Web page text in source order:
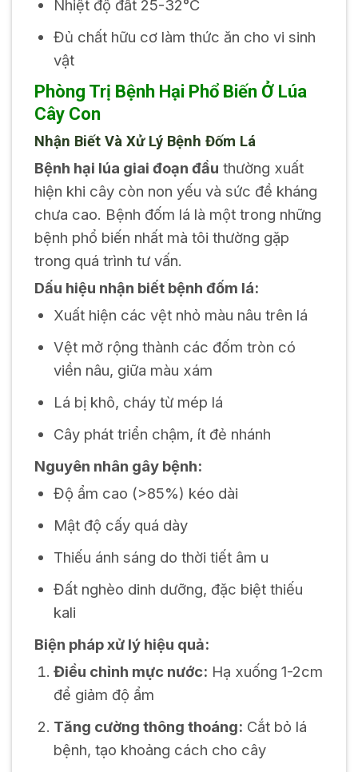
Nhiệt độ đất 25-32°C
Đủ chất hữu cơ làm thức ăn cho vi sinh
vật
Phòng Trị Bệnh Hại Phổ Biến Ở Lúa
Cây Con
Nhận Biết Và Xử Lý Bệnh Đốm Lá
Bệnh hại lúa giai đoạn đầu thường xuất
hiện khi cây còn non yếu và sức đề kháng
chưa cao. Bệnh đốm lá là một trong những
bệnh phổ biến nhất mà tôi thường gặp
trong quá trình tư vấn.
Dấu hiệu nhận biết bệnh đốm lá:
Xuất hiện các vệt nhỏ màu nâu trên lá
Vệt mở rộng thành các đốm tròn có
viền nâu, giữa màu xám
Lá bị khô, cháy từ mép lá
Cây phát triển chậm, ít đẻ nhánh
Nguyên nhân gây bệnh:
Độ ẩm cao (>85%) kéo dài
Mật độ cấy quá dày
Thiếu ánh sáng do thời tiết âm u
Đất nghèo dinh dưỡng, đặc biệt thiếu
kali
Biện pháp xử lý hiệu quả:
Điều chỉnh mực nước: Hạ xuống 1-2cm
để giảm độ ẩm
Tăng cường thông thoáng: Cắt bỏ lá
bệnh, tạo khoảng cách cho cây